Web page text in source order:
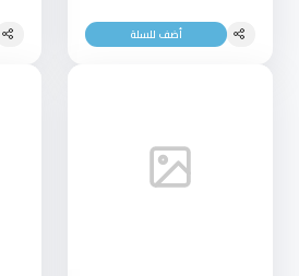
أضف للسلة